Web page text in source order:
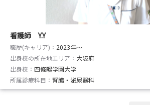
看護師 Y.Y
職歴(キャリア)： 2023年〜
出身校の所在地エリア： 大阪府
出身校： 四條畷学園大学
所属診療科目： 腎臓・泌尿器科